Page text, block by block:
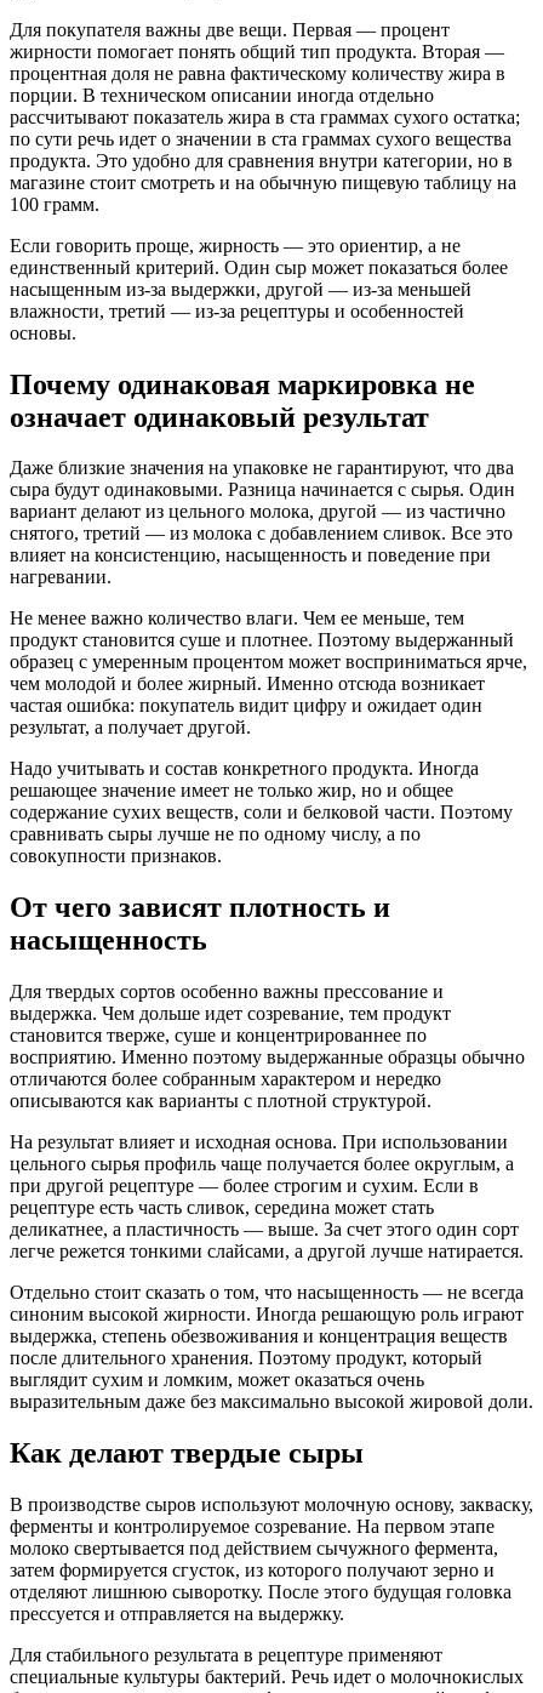
Для покупателя важны две вещи. Первая — процент
жирности помогает понять общий тип продукта. Вторая —
процентная доля не равна фактическому количеству жира в
порции. В техническом описании иногда отдельно
рассчитывают показатель жира в ста граммах сухого остатка;
по сути речь идет о значении в ста граммах сухого вещества
продукта. Это удобно для сравнения внутри категории, но в
магазине стоит смотреть и на обычную пищевую таблицу на
100 грамм.
Если говорить проще, жирность — это ориентир, а не
единственный критерий. Один сыр может показаться более
насыщенным из-за выдержки, другой — из-за меньшей
влажности, третий — из-за рецептуры и особенностей
основы.
Почему одинаковая маркировка не
означает одинаковый результат
Даже близкие значения на упаковке не гарантируют, что два
сыра будут одинаковыми. Разница начинается с сырья. Один
вариант делают из цельного молока, другой — из частично
снятого, третий — из молока с добавлением сливок. Все это
влияет на консистенцию, насыщенность и поведение при
нагревании.
Не менее важно количество влаги. Чем ее меньше, тем
продукт становится суше и плотнее. Поэтому выдержанный
образец с умеренным процентом может восприниматься ярче,
чем молодой и более жирный. Именно отсюда возникает
частая ошибка: покупатель видит цифру и ожидает один
результат, а получает другой.
Надо учитывать и состав конкретного продукта. Иногда
решающее значение имеет не только жир, но и общее
содержание сухих веществ, соли и белковой части. Поэтому
сравнивать сыры лучше не по одному числу, а по
совокупности признаков.
От чего зависят плотность и
насыщенность
Для твердых сортов особенно важны прессование и
выдержка. Чем дольше идет созревание, тем продукт
становится тверже, суше и концентрированнее по
восприятию. Именно поэтому выдержанные образцы обычно
отличаются более собранным характером и нередко
описываются как варианты с плотной структурой.
На результат влияет и исходная основа. При использовании
цельного сырья профиль чаще получается более округлым, а
при другой рецептуре — более строгим и сухим. Если в
рецептуре есть часть сливок, середина может стать
деликатнее, а пластичность — выше. За счет этого один сорт
легче режется тонкими слайсами, а другой лучше натирается.
Отдельно стоит сказать о том, что насыщенность — не всегда
синоним высокой жирности. Иногда решающую роль играют
выдержка, степень обезвоживания и концентрация веществ
после длительного хранения. Поэтому продукт, который
выглядит сухим и ломким, может оказаться очень
выразительным даже без максимально высокой жировой доли.
Как делают твердые сыры
В производстве сыров используют молочную основу, закваску,
ферменты и контролируемое созревание. На первом этапе
молоко свертывается под действием сычужного фермента,
затем формируется сгусток, из которого получают зерно и
отделяют лишнюю сыворотку. После этого будущая головка
прессуется и отправляется на выдержку.
Для стабильного результата в рецептуре применяют
специальные культуры бактерий. Речь идет о молочнокислых